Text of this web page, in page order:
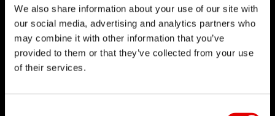
We also share information about your use of our site with
our social media, advertising and analytics partners who
may combine it with other information that you’ve
provided to them or that they’ve collected from your use
of their services.